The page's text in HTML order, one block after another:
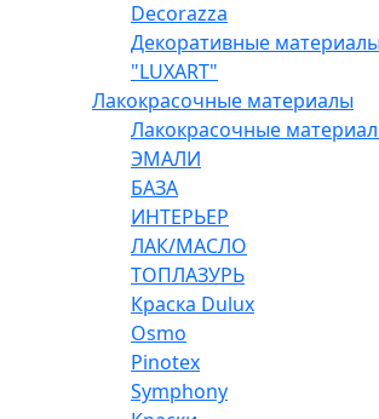
Decorazza
Декоративные материалы
"LUXART"
Лакокрасочные материалы
Лакокрасочные
ЭМАЛИ
БАЗА
ИНТЕРЬЕР
ЛАК/МАСЛО
ТОПЛАЗУРЬ
Краска Dulux
Osmo
Pinotex
Symphony